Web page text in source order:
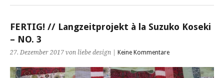
FERTIG! // Langzeitprojekt à la Suzuko Koseki
– NO. 3
27. Dezember 2017 von liebe design | Keine Kommentare